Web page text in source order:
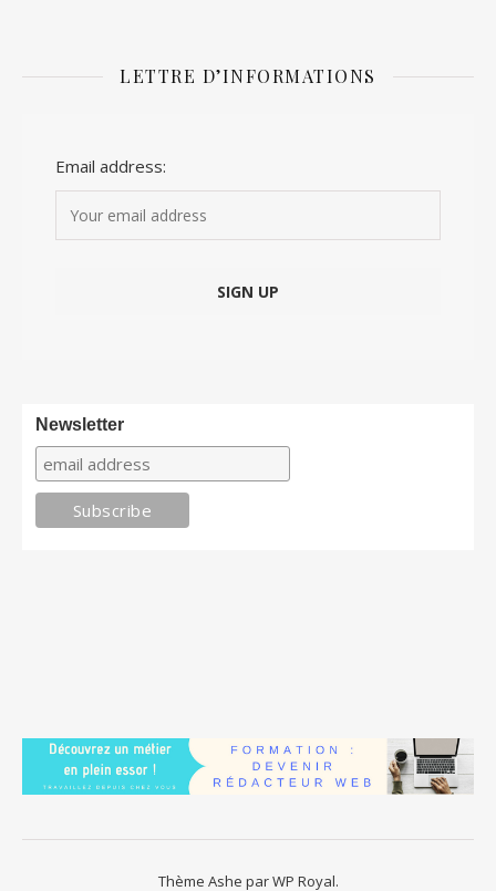
LETTRE D’INFORMATIONS
Email address:
Newsletter
Thème Ashe parWP Royal.